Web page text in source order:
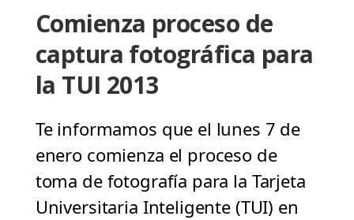
Comienza proceso de
captura fotográfica para
la TUI 2013
Te informamos que el lunes 7 de
enero comienza el proceso de
toma de fotografía para la Tarjeta
Universitaria Inteligente (TUI) en